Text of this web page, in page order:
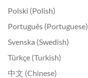
Polski (Polish)
Português (Portuguese)
Svenska (Swedish)
Türkçe (Turkish)
中文 (Chinese)